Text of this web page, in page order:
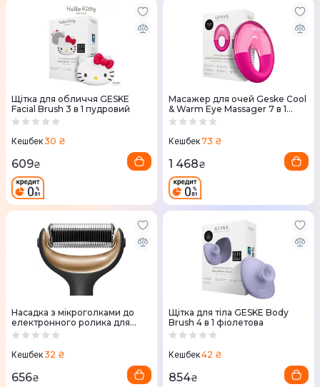
Щітка для обличчя GESKE
Facial Brush 3 в 1 пудровий
Кешбек30 ₴
609₴
Масажер для очей Geske Cool
& Warm Eye Massager 7 в 1
Purple
Кешбек73 ₴
1 468₴
Насадка з мікроголками до
електронного ролика для
обличчя та тіла GESKE
Кешбек32 ₴
656₴
Щітка для тіла GESKE Body
Brush 4 в 1 фіолетова
Кешбек42 ₴
854₴